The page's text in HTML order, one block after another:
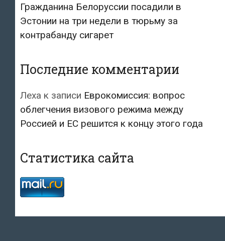
Гражданина Белоруссии посадили в
Эстонии на три недели в тюрьму за
контрабанду сигарет
Последние комментарии
Леха к записи Еврокомиссия: вопрос
облегчения визового режима между
Россией и ЕС решится к концу этого года
Статистика сайта